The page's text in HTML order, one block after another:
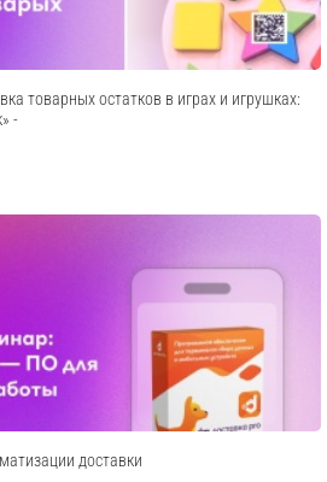
товарных остатков в играх и игрушках:
-
доставки